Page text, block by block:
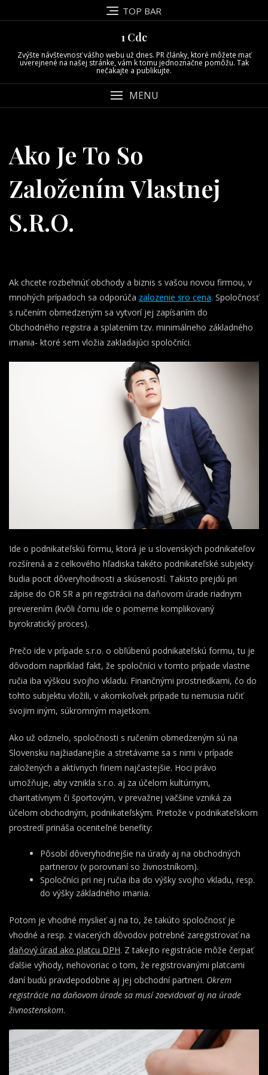
to
TOP BAR
1 Cdc
Zvýšte návštevnosť vášho webu už dnes. PR články, ktoré môžete mať
uverejnené na našej stránke, vám k tomu jednoznačne pomôžu. Tak
nečakajte a publikujte.
MENU
Ako Je To So
Založením Vlastnej
S.r.o.
Ak chcete rozbehnúť obchody a biznis s vašou novou firmou, v
mnohých prípadoch sa odporúča zalozenie sro cena. Spoločnosť
s ručením obmedzeným sa vytvorí jej zapísaním do
Obchodného registra a splatením tzv. minimálneho základného
imania- ktoré sem vložia zakladajúci spoločníci.
Ide o podnikateľskú formu, ktorá je u slovenských podnikateľov
rozšírená a z celkového hľadiska takéto podnikateľské subjekty
budia pocit dôveryhodnosti a skúseností. Takisto prejdú pri
zápise do OR SR a pri registrácii na daňovom úrade riadnym
preverením (kvôli čomu ide o pomerne komplikovaný
byrokratický proces).
Prečo ide v prípade s.r.o. o obľúbenú podnikateľskú formu, tu je
dôvodom napríklad fakt, že spoločníci v tomto prípade vlastne
ručia iba výškou svojho vkladu. Finančnými prostriedkami, čo do
tohto subjektu vložili, v akomkoľvek prípade tu nemusia ručiť
svojim iným, súkromným majetkom.
Ako už odznelo, spoločnosti s ručením obmedzeným sú na
Slovensku najžiadanejšie a stretávame sa s nimi v prípade
založených a aktívnych firiem najčastejšie. Hoci právo
umožňuje, aby vznikla s.r.o. aj za účelom kultúrnym,
charitatívnym či športovým, v prevažnej väčšine vzniká za
účelom obchodným, podnikateľským. Pretože v podnikateľskom
prostredí prináša oceniteľné benefity:
Pôsobí dôveryhodnejšie na úrady aj na obchodných
partnerov (v porovnaní so živnostníkom).
Spoločníci pri nej ručia iba do výšky svojho vkladu, resp.
do výšky základného imania.
Potom je vhodné myslieť aj na to, že takúto spoločnosť je
vhodné a resp. z viacerých dôvodov potrebné zaregistrovať na
daňový úrad ako platcu DPH. Z takejto registrácie môže čerpať
ďalšie výhody, nehovoriac o tom, že registrovanými platcami
daní budú pravdepodobne aj jej obchodní partneri. Okrem
registrácie na daňovom úrade sa musí zaevidovať aj na úrade
živnostenskom.